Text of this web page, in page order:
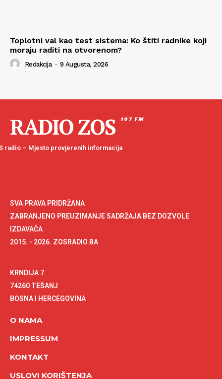
Toplotni val kao test sistema: Ko štiti radnike koji
moraju raditi na otvorenom?
Redakcija - 9 Augusta, 2026
RADIO ZOS 107 FM
radio – Mjesto provjerenih informacija
SVA PRAVA PRIDRŽANA
ZABRANJENO PREUZIMANJE SADRŽAJA BEZ DOZVOLE
IZDAVAČA
2015. - 2026. ZOSRADIO.BA
KRNDIJA 7
74260 TEŠANJ
BOSNA I HERCEGOVINA
O NAMA
IMPRESSUM
KONTAKT
USLOVI KORIŠTENJA